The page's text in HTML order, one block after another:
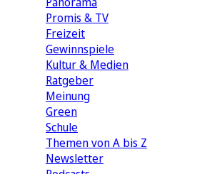
Promis & TV
Freizeit
Gewinnspiele
Kultur & Medien
Ratgeber
Meinung
Green
Schule
Themen von A bis Z
Newsletter